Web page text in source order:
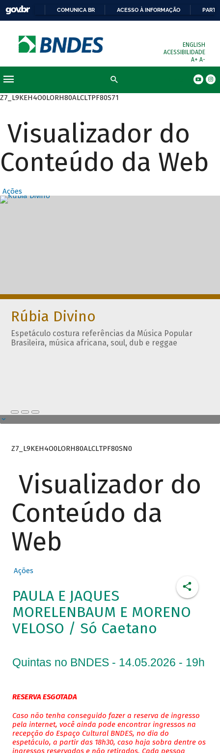
COMUNICA BR ACESSO À INFORMAÇÃO
ENGLISH
ACESSIBILIDADE
A+ A-
Z7_L9KEH4O0LORH80ALCLTPF80S71
Visualizador do
Conteúdo da Web
Ações
Destaques
Rúbia Divino
Espetáculo costura referências da Música Popular
Brasileira, música africana, soul, dub e reggae
Z7_L9KEH4O0LORH80ALCLTPF80SN0
Visualizador do
Conteúdo da
Web
Ações
PAULA E JAQUES
MORELENBAUM E MORENO
VELOSO / Só Caetano
Quintas no BNDES - 14.05.2026 - 19h
RESERVA ESGOTADA
Caso não tenha conseguido fazer a reserva de ingresso
pela internet, você ainda pode encontrar ingressos na
recepção do Espaço Cultural BNDES, no dia do
espetáculo, a partir das 18h30, caso haja sobra dentre os